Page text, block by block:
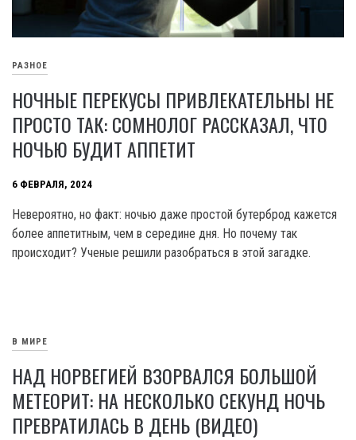
РАЗНОЕ
НОЧНЫЕ ПЕРЕКУСЫ ПРИВЛЕКАТЕЛЬНЫ НЕ
ПРОСТО ТАК: СОМНОЛОГ РАССКАЗАЛ, ЧТО
НОЧЬЮ БУДИТ АППЕТИТ
6 ФЕВРАЛЯ, 2024
Невероятно, но факт: ночью даже простой бутерброд кажется
более аппетитным, чем в середине дня. Но почему так
происходит? Ученые решили разобраться в этой загадке.
В МИРЕ
НАД НОРВЕГИЕЙ ВЗОРВАЛСЯ БОЛЬШОЙ
МЕТЕОРИТ: НА НЕСКОЛЬКО СЕКУНД НОЧЬ
ПРЕВРАТИЛАСЬ В ДЕНЬ (ВИДЕО)